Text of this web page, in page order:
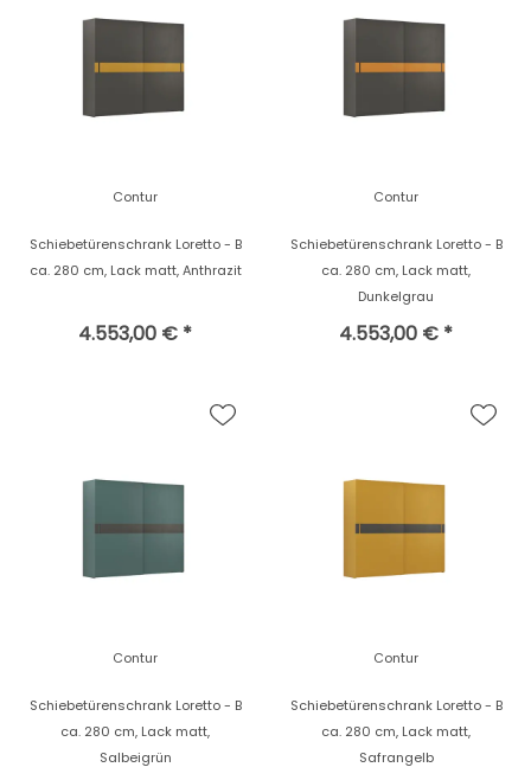
Contur
Schiebetürenschrank Loretto - B
ca. 280 cm, Lack matt, Anthrazit
4.553,00 € *
Contur
Schiebetürenschrank Loretto - B
ca. 280 cm, Lack matt,
Dunkelgrau
4.553,00 € *
Contur
Schiebetürenschrank Loretto - B
ca. 280 cm, Lack matt,
Salbeigrün
Contur
Schiebetürenschrank Loretto - B
ca. 280 cm, Lack matt,
Safrangelb